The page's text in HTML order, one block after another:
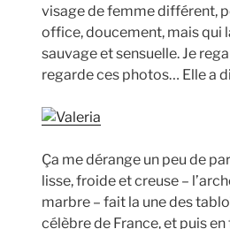
visage de femme différent,
office, doucement, mais qui
sauvage et sensuelle. Je
regarde ces photos… Elle a
Ça me dérange un peu de
lisse, froide et creuse –
marbre – fait la une des
célèbre de France, et puis